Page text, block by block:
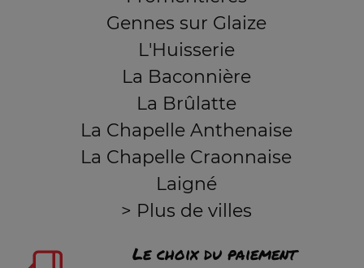
Gennes sur Glaize
L'Huisserie
La Baconnière
La Brûlatte
La Chapelle Anthenaise
La Chapelle Craonnaise
Laigné
> Plus de villes
Le choix du paiement